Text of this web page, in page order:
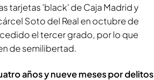
tarjetas 'black' de Caja Madrid y
Soto del Real en octubre de
el tercer grado, por lo que
de semilibertad.
años y nueve meses por delitos